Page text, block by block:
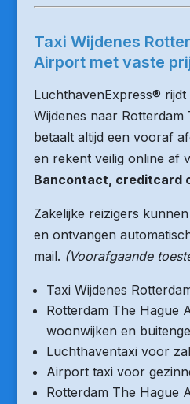
Taxi Wijdenes
Airport met vaste
LuchthavenExpress® rijdt
Wijdenes naar
betaalt altijd een vooraf
en rekent veilig online af
Bancontact, creditcard
Zakelijke reizigers kunnen
en ontvangen
mail. (Voorafgaande
Taxi Wijdenes
Rotterdam The Hague
woonwijken en
Luchthaventaxi voor
Airport taxi voor
Rotterdam The Hague